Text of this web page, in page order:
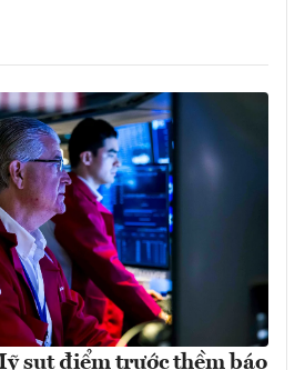
sụt điểm trước thềm báo